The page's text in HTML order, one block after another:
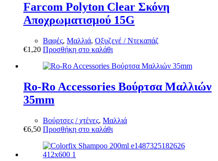
Farcom Polyton Clear Σκόνη
Αποχρωματισμού 15G
Βαφές, Μαλλιά, Οξυζενέ / Ντεκαπάζ
€1,20 Προσθήκη στο καλάθι
Ro-Ro Accessories Βούρτσα Μαλλιών
35mm
Βούρτσες / χτένες, Μαλλιά
€6,50 Προσθήκη στο καλάθι